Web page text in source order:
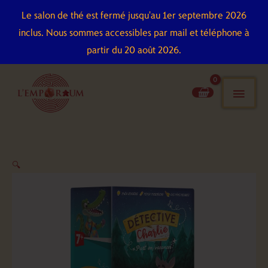
Le salon de thé est fermé jusqu'au 1er septembre 2026
inclus. Nous sommes accessibles par mail et téléphone à
partir du 20 août 2026.
contenu
🔍
quantité